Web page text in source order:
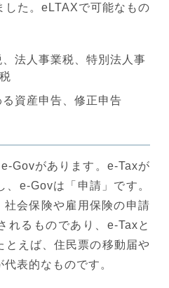
した。eLTAXで可能なもの
法人事業税、特別法人事
資産申告、修正申告
Govがあります。e-Taxが
、e-Govは「申請」です。
会保険や雇用保険の申請
れるものであり、e-Taxと
とえば、住民票の移動届や
表的なものです。